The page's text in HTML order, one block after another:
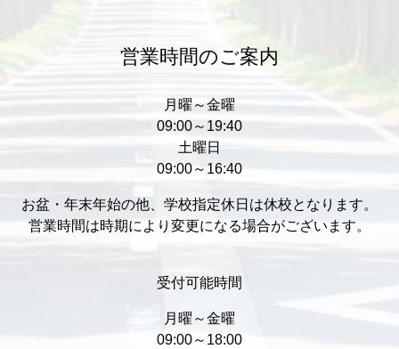
営業時間のご案内
月曜～金曜
09:00～19:40
土曜日
09:00～16:40
お盆・年末年始の他、学校指定休日は休校となります。
営業時間は時期により変更になる場合がございます。
受付可能時間
月曜～金曜
09:00～18:00